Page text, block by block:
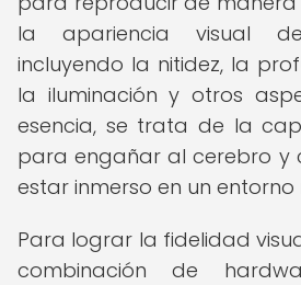
la apariencia visual
incluyendo la nitidez, la
la iluminación y otros
esencia, se trata de la
para engañar al cerebro y
estar inmerso en un entorno
Para lograr la fidelidad
combinación de